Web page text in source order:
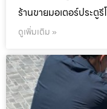
ร้านขายมอเตอร์ประตู
ดูเพิ่มเติม »